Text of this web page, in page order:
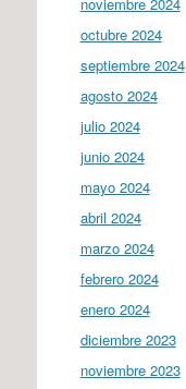
octubre 2024
septiembre 2024
agosto 2024
julio 2024
junio 2024
mayo 2024
abril 2024
marzo 2024
febrero 2024
enero 2024
diciembre 2023
noviembre 2023